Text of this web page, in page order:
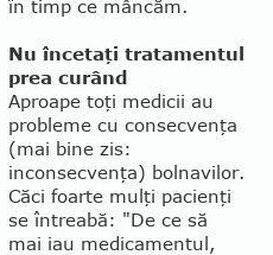
în timp ce mâncăm.
Nu încetaţi tratamentul
prea curând
Aproape toţi medicii au
probleme cu consec­venţa
(mai bine zis:
inconsecvenţa) bolnavilor.
Căci foarte mulţi pacienţi
se întreabă: "De ce să
mai iau medicamentul,